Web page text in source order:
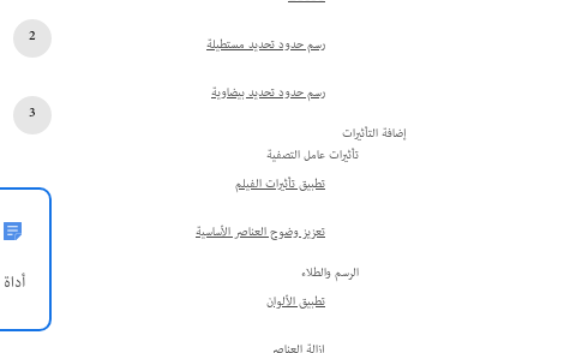
رسم حدود تحديد مستطيلة
رسم حدود تحديد بيضاوية
إضافة التأثيرات
تأثيرات عامل التصفية
تطبيق تأثيرات الفيلم
تعزيز وضوح العناصر الأساسية
الرسم والطلاء
تطبيق الألوان
أداة